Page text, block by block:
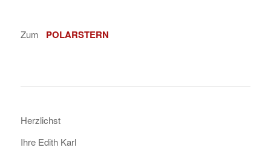
Zum POLARSTERN
Herzlichst
Ihre Edith Karl